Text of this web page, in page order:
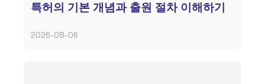
특허의 기본 개념과 출원 절차 이해하기
2026-08-06